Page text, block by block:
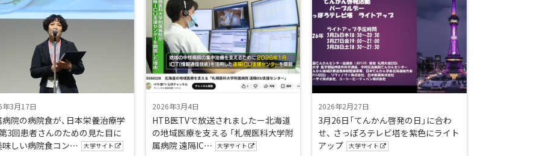
年3月17日
病院の病院食が、日本栄養治療学
第3回患者さんのための見た目に
味しい病院食コン…
大学サイト
2026年3月4日
HTB医TVで放送されましたー北海道
の地域医療を支える 「札幌医科大学附
属病院 遠隔IC…
大学サイト
2026年2月27日
3月26日「てんかん啓発の日」に合わ
せ、 さっぽろテレビ塔を紫色にライト
アップ
大学サイト